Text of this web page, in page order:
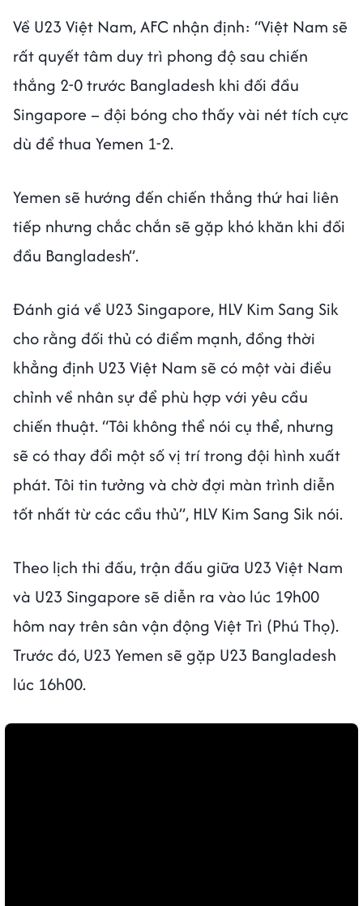
Về U23 Việt Nam, AFC nhận định: “Việt Nam sẽ
rất quyết tâm duy trì phong độ sau chiến
thắng 2-0 trước Bangladesh khi đối đầu
Singapore – đội bóng cho thấy vài nét tích cực
dù để thua Yemen 1-2.
Yemen sẽ hướng đến chiến thắng thứ hai liên
tiếp nhưng chắc chắn sẽ gặp khó khăn khi đối
đầu Bangladesh”.
Đánh giá về U23 Singapore, HLV Kim Sang Sik
cho rằng đối thủ có điểm mạnh, đồng thời
khẳng định U23 Việt Nam sẽ có một vài điều
chỉnh về nhân sự để phù hợp với yêu cầu
chiến thuật. “Tôi không thể nói cụ thể, nhưng
sẽ có thay đổi một số vị trí trong đội hình xuất
phát. Tôi tin tưởng và chờ đợi màn trình diễn
tốt nhất từ các cầu thủ”, HLV Kim Sang Sik nói.
Theo lịch thi đấu, trận đấu giữa U23 Việt Nam
và U23 Singapore sẽ diễn ra vào lúc 19h00
hôm nay trên sân vận động Việt Trì (Phú Thọ).
Trước đó, U23 Yemen sẽ gặp U23 Bangladesh
lúc 16h00.